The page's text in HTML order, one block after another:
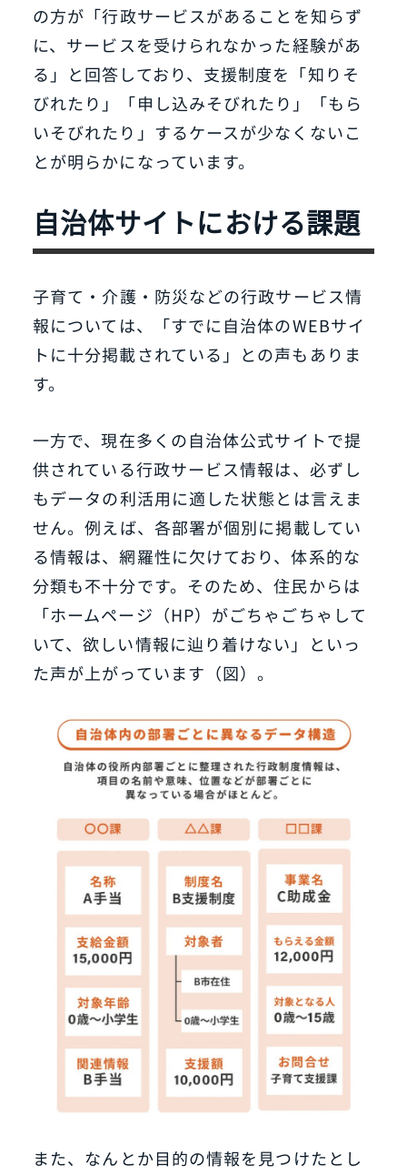
の方が「行政サービスがあることを知らず
に、サービスを受けられなかった経験があ
る」と回答しており、支援制度を「知りそ
びれたり」「申し込みそびれたり」「もら
いそびれたり」するケースが少なくないこ
とが明らかになっています。
自治体サイトにおける課題
子育て・介護・防災などの行政サービス情
報については、「すでに自治体のWEBサイ
トに十分掲載されている」との声もありま
す。
一方で、現在多くの自治体公式サイトで提
供されている行政サービス情報は、必ずし
もデータの利活用に適した状態とは言えま
せん。例えば、各部署が個別に掲載してい
る情報は、網羅性に欠けており、体系的な
分類も不十分です。そのため、住民からは
「ホームページ（HP）がごちゃごちゃして
いて、欲しい情報に辿り着けない」といっ
た声が上がっています（図）。
また、なんとか目的の情報を見つけたとし